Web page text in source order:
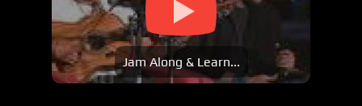
Jam Along & Learn...